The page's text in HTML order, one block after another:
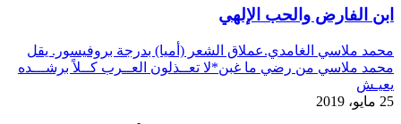
ابن الفارض والحب الإلهي
محمد ملاسي الغامدي.عملاق الشعر (أميا) بدرجة بروفيسور. يقل
محمد ملاسي من رضي ما غبن*لا تعــذلون العــرب كــلاً برشـــده
يعيـش
25 مايو، 2019